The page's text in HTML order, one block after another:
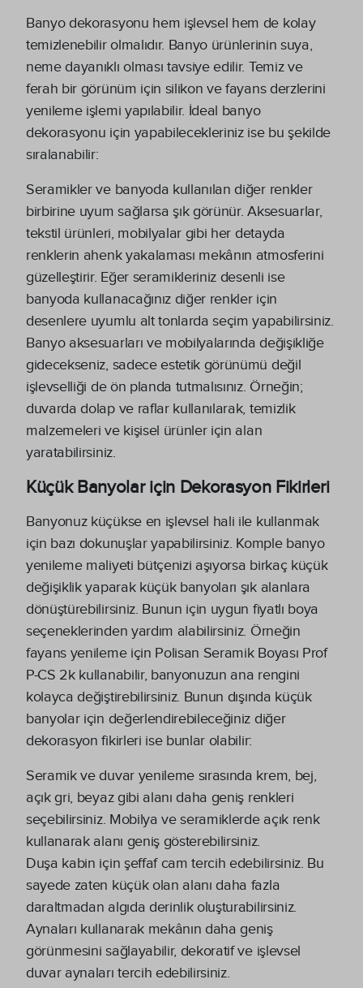
Banyo dekorasyonu hem işlevsel hem de kolay
temizlenebilir olmalıdır. Banyo ürünlerinin suya,
neme dayanıklı olması tavsiye edilir. Temiz ve
ferah bir görünüm için silikon ve fayans derzlerini
yenileme işlemi yapılabilir. İdeal banyo
dekorasyonu için yapabilecekleriniz ise bu şekilde
sıralanabilir:
Seramikler ve banyoda kullanılan diğer renkler
birbirine uyum sağlarsa şık görünür. Aksesuarlar,
tekstil ürünleri, mobilyalar gibi her detayda
renklerin ahenk yakalaması mekânın atmosferini
güzelleştirir. Eğer seramikleriniz desenli ise
banyoda kullanacağınız diğer renkler için
desenlere uyumlu alt tonlarda seçim yapabilirsiniz.
Banyo aksesuarları ve mobilyalarında değişikliğe
gidecekseniz, sadece estetik görünümü değil
işlevselliği de ön planda tutmalısınız. Örneğin;
duvarda dolap ve raflar kullanılarak, temizlik
malzemeleri ve kişisel ürünler için alan
yaratabilirsiniz.
Küçük Banyolar için Dekorasyon Fikirleri
Banyonuz küçükse en işlevsel hali ile kullanmak
için bazı dokunuşlar yapabilirsiniz. Komple banyo
yenileme maliyeti bütçenizi aşıyorsa birkaç küçük
değişiklik yaparak küçük banyoları şık alanlara
dönüştürebilirsiniz. Bunun için uygun fiyatlı boya
seçeneklerinden yardım alabilirsiniz. Örneğin
fayans yenileme için Polisan Seramik Boyası Prof
P-CS 2k kullanabilir, banyonuzun ana rengini
kolayca değiştirebilirsiniz. Bunun dışında küçük
banyolar için değerlendirebileceğiniz diğer
dekorasyon fikirleri ise bunlar olabilir:
Seramik ve duvar yenileme sırasında krem, bej,
açık gri, beyaz gibi alanı daha geniş renkleri
seçebilirsiniz. Mobilya ve seramiklerde açık renk
kullanarak alanı geniş gösterebilirsiniz.
Duşa kabin için şeffaf cam tercih edebilirsiniz. Bu
sayede zaten küçük olan alanı daha fazla
daraltmadan algıda derinlik oluşturabilirsiniz.
Aynaları kullanarak mekânın daha geniş
görünmesini sağlayabilir, dekoratif ve işlevsel
duvar aynaları tercih edebilirsiniz.